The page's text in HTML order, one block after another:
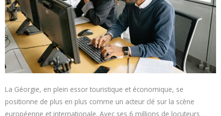
La Géorgie, en plein essor touristique et économique, se
positionne de plus en plus comme un acteur clé sur la scène
européenne et internationale. Avec ses 6 millions de locuteurs